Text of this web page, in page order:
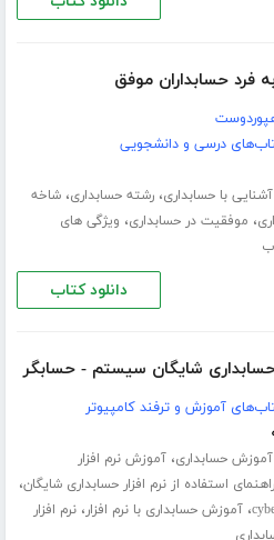
درسی و دانشجویی
آشنایی با حسابداری،رشته حسابداری،شاخه
، موفقیت در حسابداری، ویژگی های
دانلود کتاب
حسابداری شایگان سیستم - حسابگر
آموزش و ترفند کامپیوتر
آموزش حسابداری،آموزش نرم افزار
راهنمای استفاده از نرم افزار حسابداری شایگان،
،آموزش حسابداری با نرم افزار،نرم افزار